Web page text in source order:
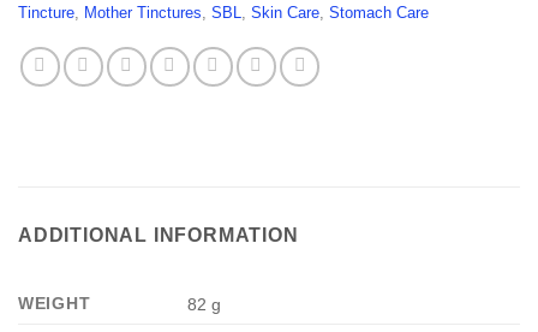
Tincture, Mother Tinctures, SBL, Skin Care, Stomach Care
ADDITIONAL INFORMATION
WEIGHT
82 g